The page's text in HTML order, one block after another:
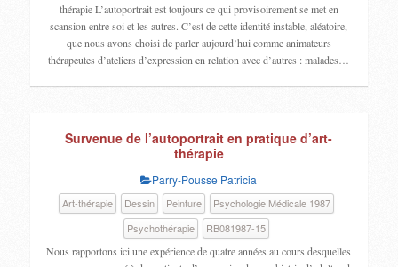
thérapie L’autoportrait est toujours ce qui provisoirement se met en
scansion entre soi et les autres. C’est de cette identité instable, aléatoire,
que nous avons choisi de parler aujourd’hui comme animateurs
thérapeutes d’ateliers d’expression en relation avec d’autres : malades…
Survenue de l’autoportrait en pratique d’art-
thérapie
Parry-Pousse Patricia
Art-thérapie Dessin Peinture
Psychologie Médicale 1987
Psychothérapie
RB081987-15
Nous rapportons ici une expérience de quatre années au cours desquelles